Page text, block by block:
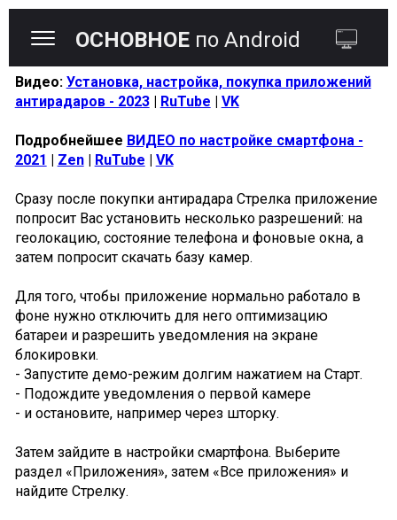
ОСНОВНОЕ по Android
Видео: Установка, настройка, покупка приложений
антирадаров - 2023| RuTube | VK
Подробнейшее ВИДЕО по настройке смартфона -
2021 | Zen| RuTube | VK
Сразу после покупки антирадара Стрелка приложение
попросит Вас установить несколько разрешений: на
геолокацию, состояние телефона и фоновые окна, а
затем попросит скачать базу камер.
Для того, чтобы приложение нормально работало в
фоне нужно отключить для него оптимизацию
батареи и разрешить уведомления на экране
блокировки.
- Запустите демо-режим долгим нажатием на Старт.
- Подождите уведомления о первой камере
- и остановите, например через шторку.
Затем зайдите в настройки смартфона. Выберите
раздел «Приложения», затем «Все приложения» и
найдите Стрелку.